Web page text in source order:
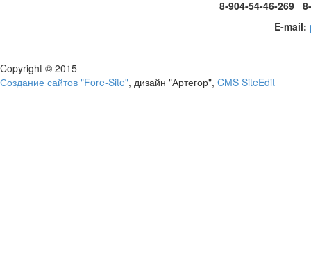
8-904-54-46-269
E-mail:
Copyright © 2015
Создание сайтов "Fore-Site", дизайн "Артегор", CMS SiteEdit